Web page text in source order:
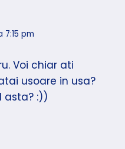
7:15 pm
Voi chiar ati
usoare in usa?
asta? :))